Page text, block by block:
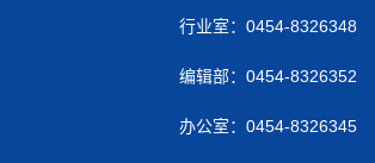
行业室：0454-8326348
编辑部：0454-8326352
办公室：0454-8326345